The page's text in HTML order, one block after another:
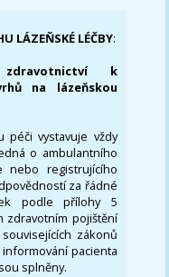
LÁZEŇSKÉ LÉČBY:
zdravotnictví k
na lázeňskou
péči vystavuje vždy
o ambulantního
nebo registrujícího
za řádné
podle přílohy 5
zdravotním pojištění
zákonů
informování pacienta
splněny.